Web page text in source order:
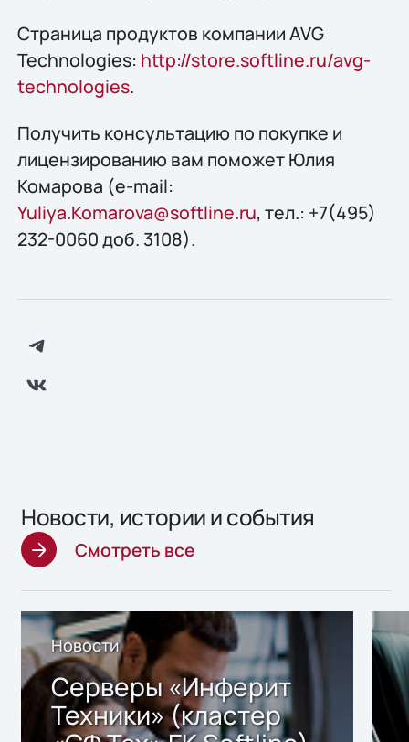
Страница продуктов компании AVG
Technologies: http://store.softline.ru/avg-
technologies.
Получить консультацию по покупке и
лицензированию вам поможет Юлия
Комарова (e-mail:
Yuliya.Komarova@softline.ru, тел.: +7(495)
232-0060 доб. 3108).
Новости, истории и события
Смотреть все
Новости
Серверы «Инферит
Техники» (кластер